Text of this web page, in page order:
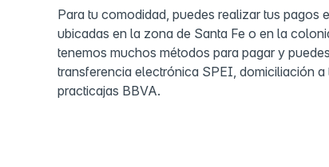
Para tu comodidad, puedes realizar tus pagos
ubicadas en la zona de Santa Fe o en la
tenemos muchos métodos para pagar y
transferencia electrónica SPEI, domiciliación
practicajas BBVA.